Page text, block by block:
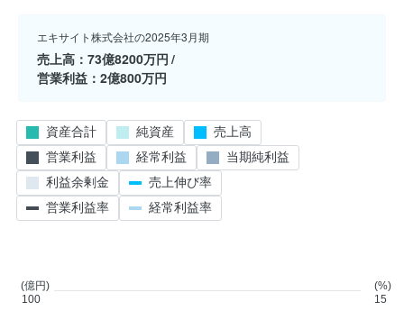
エキサイト株式会社の2025年3月期
売上高
73億8200万円
営業利益
2億800万円
(億円)
100
(%)
15
資産合計 純資産
売上高
営業利益
経常利益
当期純利益
利益余剰金
売上伸び率
営業利益率
経常利益率